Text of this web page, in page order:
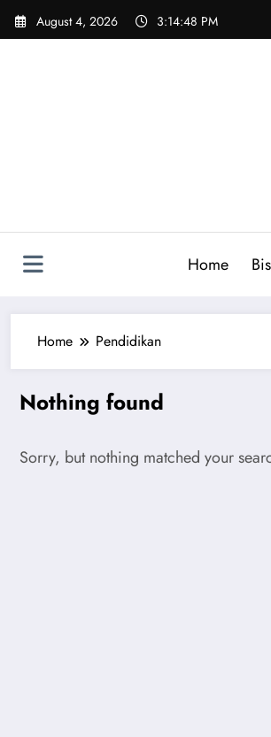
Skip
August 4, 2026 3:14:48 PM
Home
Home Pendidikan
Nothing found
Sorry, but nothing matched your